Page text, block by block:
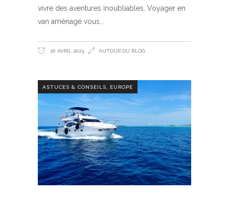
vivre des aventures inoubliables. Voyager en
van aménagé vous
20 AVRIL 2023 AUTOUR DU BLOG
ASTUCES & CONSEILS EUROPE